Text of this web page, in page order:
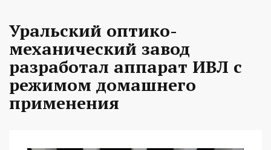
Уральский оптико-
механический завод
разработал аппарат ИВЛ с
режимом домашнего
применения